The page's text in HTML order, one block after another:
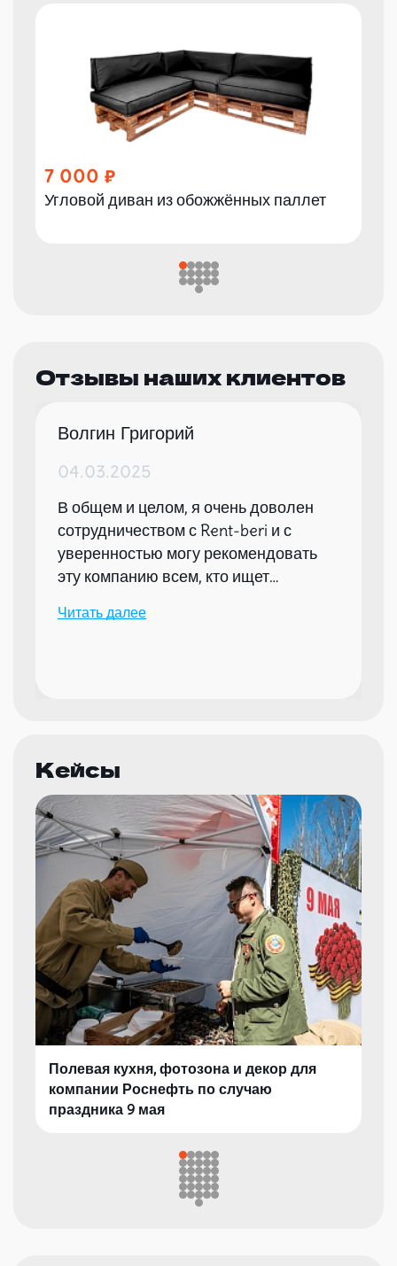
7 000
Угловой диван из обожжённых паллет
Отзывы наших клиентов
Волгин Григорий
04.03.2025
В общем и целом, я очень доволен
сотрудничеством с Rent-beri и с
уверенностью могу рекомендовать
эту компанию всем, кто ищет
мероприятий.
Читать далее
Кейсы
Полевая кухня, фотозона и декор для
компании Роснефть по случаю
праздника 9 мая